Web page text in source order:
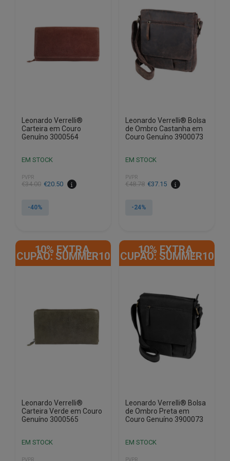
Leonardo Verrelli®
Carteira em Couro
Genuíno 3000564
EM STOCK
PVPR
€34.00
O
original
€20.50
O
atual
-40%
Leonardo Verrelli® Bolsa
de Ombro Castanha em
Couro Genuíno 3900073
EM STOCK
PVPR
€48.78
O
original
€37.15
O
atual
-24%
10% EXTRA,
CUPÃO: SUMMER10
Leonardo Verrelli®
Carteira Verde em Couro
Genuíno 3000565
EM STOCK
PVPR
10% EXTRA,
CUPÃO: SUMMER10
Leonardo Verrelli® Bolsa
de Ombro Preta em
Couro Genuíno 3900073
EM STOCK
PVPR